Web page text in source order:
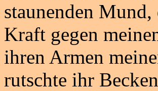
staunenden
Kraft gegen
ihren Armen
rutschte ihr